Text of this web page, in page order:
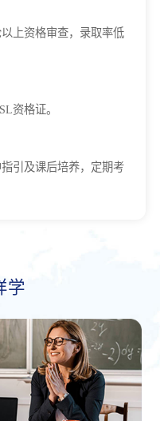
上资格审查，录取率低
资格证。
引及课后培养，定期考
学